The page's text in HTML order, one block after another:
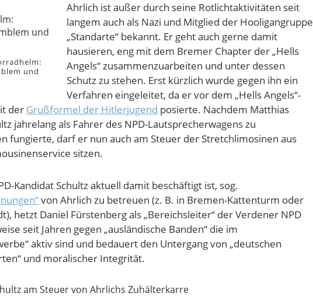
und
Ahrlich ist außer durch seine Rotlichtaktivitäten seit
langem auch als Nazi und Mitglied der Hooligangruppe
„Standarte“ bekannt. Er geht auch gerne damit
hausieren, eng mit dem Bremer Chapter der „Hells
Angels“ zusammenzuarbeiten und unter dessen
Schutz zu stehen. Erst kürzlich wurde gegen ihn ein
Verfahren eingeleitet, da er vor dem „Hells Angels“-
der Grußformel der Hitlerjugend posierte. Nachdem Matthias
jahrelang als Fahrer des NPD-Lautsprecherwagens zu
fungierte, darf er nun auch am Steuer der Stretchlimosinen aus
sitzen.
Kandidat Schultz aktuell damit beschäftigt ist, sog.
von Ahrlich zu betreuen (z. B. in Bremen-Kattenturm oder
hetzt Daniel Fürstenberg als „Bereichsleiter“ der Verdener NPD
seit Jahren gegen „ausländische Banden“ die im
aktiv sind und bedauert den Untergang von „deutschen
und moralischer Integrität.